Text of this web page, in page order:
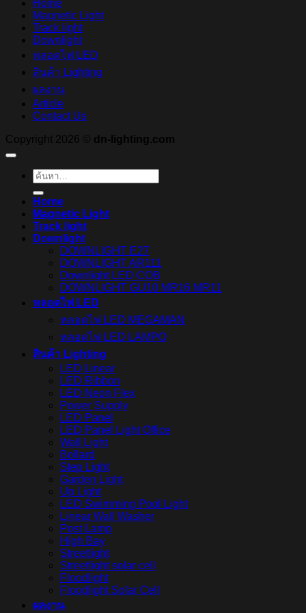
Home
Magnetic Light
Track light
Downlight
หลอดไฟ LED
สินค้า Lighting
ผลงาน
Article
Contact Us
Copyright 2026 © dn-lighting.com
ค้นหา:
Home
Magnetic Light
Track light
Downlight
DOWNLIGHT E27
DOWNLIGHT AR111
Downlight LED COB
DOWNLIGHT GU10 MR16 MR11
หลอดไฟ LED
หลอดไฟ LED MEGAMAN
หลอดไฟ LED LAMPO
สินค้า Lighting
LED Linear
LED Ribbon
LED Neon Flex
Power Supply
LED Panel
LED Panel Light Office
Wall Light
Bollard
Step Light
Garden Light
Up Light
LED Swimming Pool Light
Linear Wall Washer
Post Lamp
High Bay
Streetlight
Streetlight solar cell
Floodlight
Floodlight Solar Cell
ผลงาน